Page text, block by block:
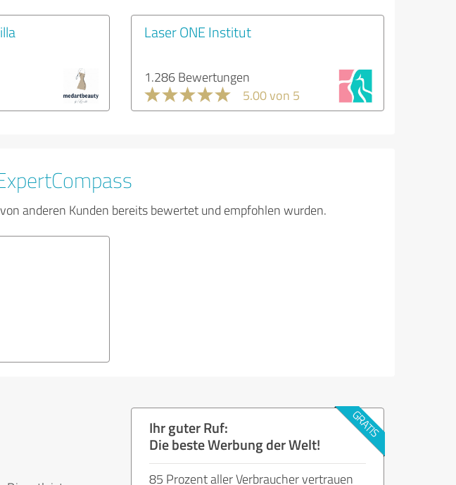
Laser ONE Institut
1.286 Bewertungen
5.00 von 5
anderen Kunden bereits bewertet und empfohlen wurden.
Ihr guter Ruf:
Die beste Werbung der Welt!
85 Prozent aller Verbraucher vertrauen